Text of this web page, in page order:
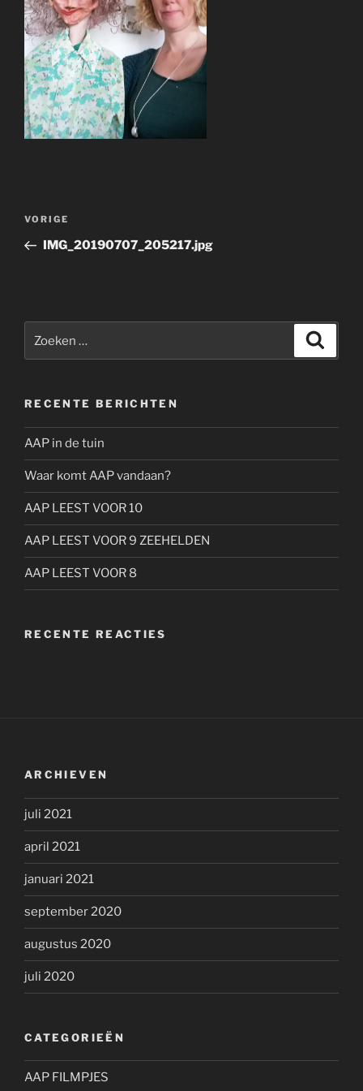
Bericht
Vorig
bericht
VORIGE
IMG_20190707_205217.jpg
RECENTE BERICHTEN
AAP in de tuin
Waar komt AAP vandaan?
AAP LEEST VOOR 10
AAP LEEST VOOR 9 ZEEHELDEN
AAP LEEST VOOR 8
RECENTE REACTIES
ARCHIEVEN
juli 2021
april 2021
januari 2021
september 2020
augustus 2020
juli 2020
CATEGORIEËN
AAP FILMPJES